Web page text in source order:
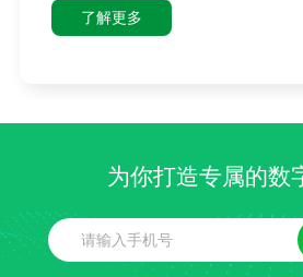
了解更多
为你打造专属的数